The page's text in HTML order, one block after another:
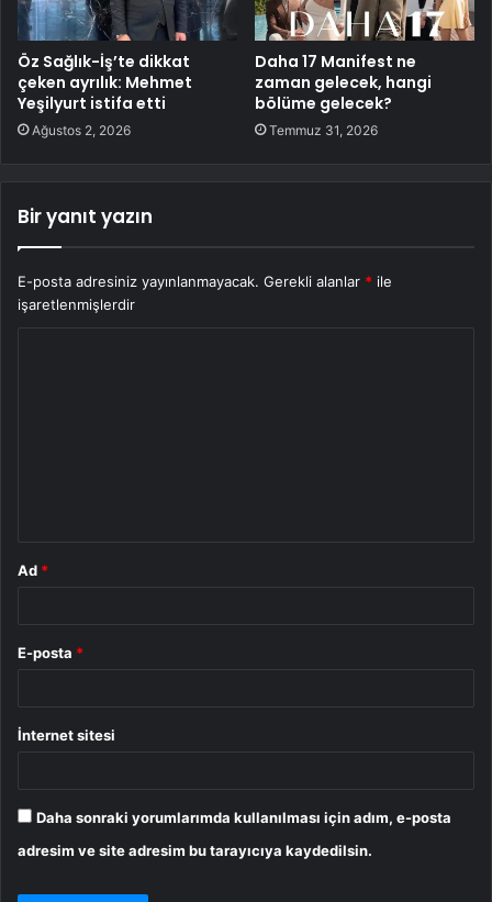
Öz Sağlık-İş’te dikkat
çeken ayrılık: Mehmet
Yeşilyurt istifa etti
Ağustos 2, 2026
Daha 17 Manifest ne
zaman gelecek, hangi
bölüme gelecek?
Temmuz 31, 2026
Bir yanıt yazın
E-posta adresiniz yayınlanmayacak. Gerekli alanlar * ile
işaretlenmişlerdir
Ad *
E-posta *
İnternet sitesi
Daha sonraki yorumlarımda kullanılması için adım, e-posta
adresim ve site adresim bu tarayıcıya kaydedilsin.